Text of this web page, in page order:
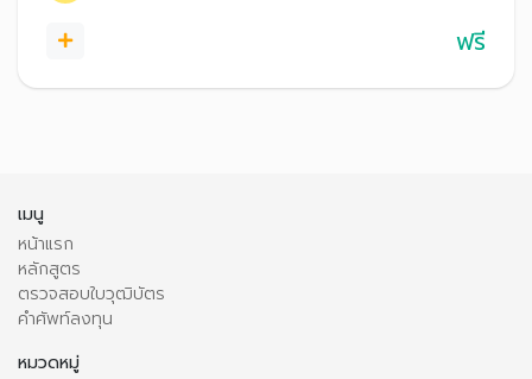
ฟรี
เมนู
หน้าแรก
หลักสูตร
ตรวจสอบใบวุฒิบัตร
คำศัพท์ลงทุน
หมวดหมู่